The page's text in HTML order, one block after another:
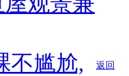
不尴尬,
返回